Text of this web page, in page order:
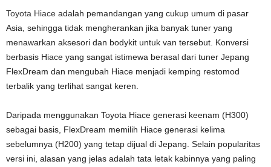
Toyota Hiace adalah pemandangan yang cukup umum di pasar
Asia, sehingga tidak mengherankan jika banyak tuner yang
menawarkan aksesori dan bodykit untuk van tersebut. Konversi
berbasis Hiace yang sangat istimewa berasal dari tuner Jepang
FlexDream dan mengubah Hiace menjadi kemping restomod
terbalik yang terlihat sangat keren.
Daripada menggunakan Toyota Hiace generasi keenam (H300)
sebagai basis, FlexDream memilih Hiace generasi kelima
sebelumnya (H200) yang tetap dijual di Jepang. Selain popularitas
versi ini, alasan yang jelas adalah tata letak kabinnya yang paling